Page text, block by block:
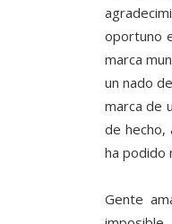
oportuno
marca
un nado
marca de
de hecho,
ha podido
Gente